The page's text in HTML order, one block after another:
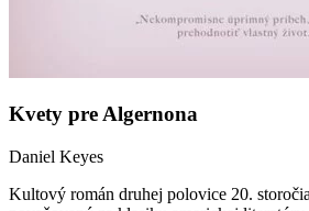
Kvety pre Algernona
Daniel Keyes
Kultový román druhej polovice 20.